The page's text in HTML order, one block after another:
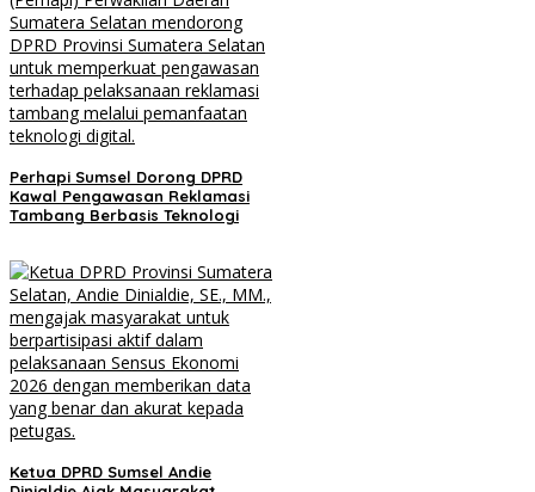
Perhapi Sumsel Dorong DPRD
Kawal Pengawasan Reklamasi
Tambang Berbasis Teknologi
Ketua DPRD Sumsel Andie